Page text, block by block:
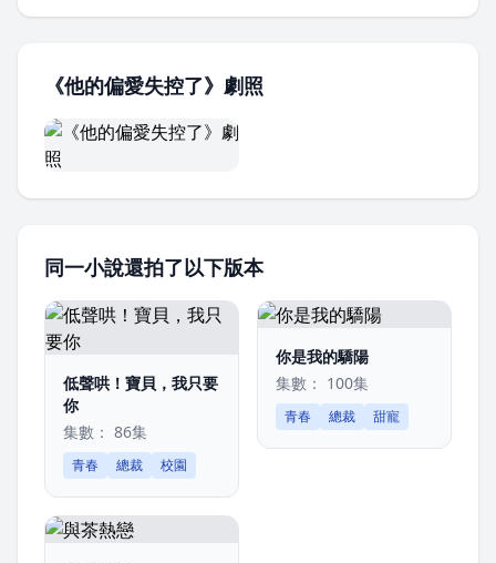
《他的偏愛失控了》劇照
同一小說還拍了以下版本
低聲哄！寶貝，我只要
你
集數： 86集
青春 總裁 校園
你是我的驕陽
集數： 100集
青春 總裁 甜寵